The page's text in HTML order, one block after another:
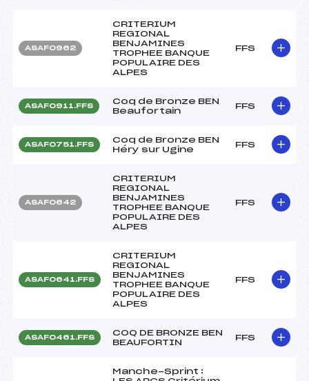
ASAF0962
CRITERIUM
REGIONAL
BENJAMINES
TROPHEE BANQUE
POPULAIRE DES
ALPES
FFS
ASAF0911.FFS
Coq de Bronze BEN
Beaufortain
FFS
ASAF0751.FFS
Coq de Bronze BEN
Héry sur Ugine
FFS
ASAF0642
CRITERIUM
REGIONAL
BENJAMINES
TROPHEE BANQUE
POPULAIRE DES
ALPES
FFS
ASAF0641.FFS
CRITERIUM
REGIONAL
BENJAMINES
TROPHEE BANQUE
POPULAIRE DES
ALPES
FFS
ASAF0461.FFS
COQ DE BRONZE BEN
BEAUFORTIN
FFS
Manche-Sprint :